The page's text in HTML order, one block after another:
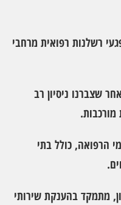
רשלנות רפואית מרחבי
שצברנו ניסיון רב
מורכבות.
הרפואה, כולל בתי
מתמקד בהענקת שירותי